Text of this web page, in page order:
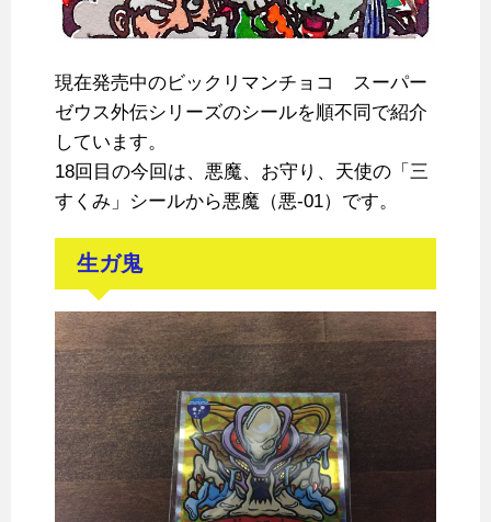
現在発売中のビックリマンチョコ スーパー
ゼウス外伝シリーズのシールを順不同で紹介
しています。
18回目の今回は、悪魔、お守り、天使の「三
すくみ」シールから悪魔（悪-01）です。
生ガ鬼